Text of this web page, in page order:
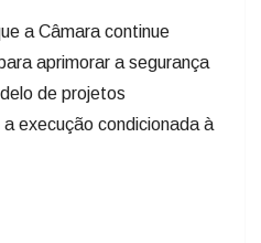
a Câmara continue
aprimorar a segurança
de projetos
execução condicionada à